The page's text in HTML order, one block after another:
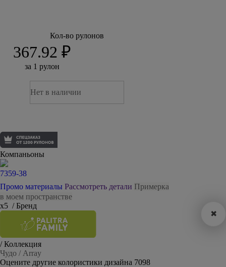
Кол-во рулонов
367.92 ₽
за 1 рулон
Нет в наличии
Компаньоны
7359-38
Промо материалы Рассмотреть детали Примерка
в моем пространстве
х5
✖
/ Бренд
/ Коллекция
Чудо / Array
Оцените другие колористики дизайна 7098